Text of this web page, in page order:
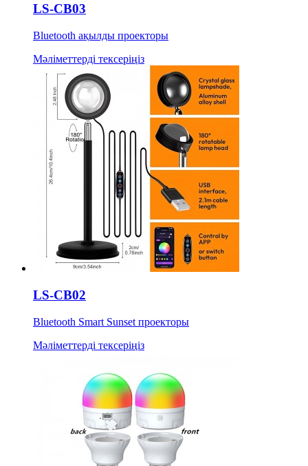
LS-CB03
Bluetooth ақылды проекторы
Мәліметтерді тексеріңіз
LS-CB02
Bluetooth Smart Sunset проекторы
Мәліметтерді тексеріңіз